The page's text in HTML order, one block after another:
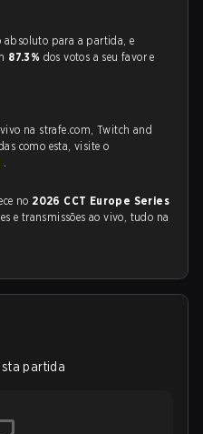
absoluto para a partida, e
87.3% dos votos a seu favor e
na strafe.com, Twitch and
como esta, visite o
.
no 2026 CCT Europe Series
e transmissões ao vivo, tudo na
partida